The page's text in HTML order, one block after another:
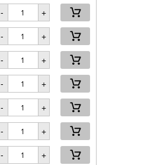
- +
- +
- +
- +
- +
- +
- +